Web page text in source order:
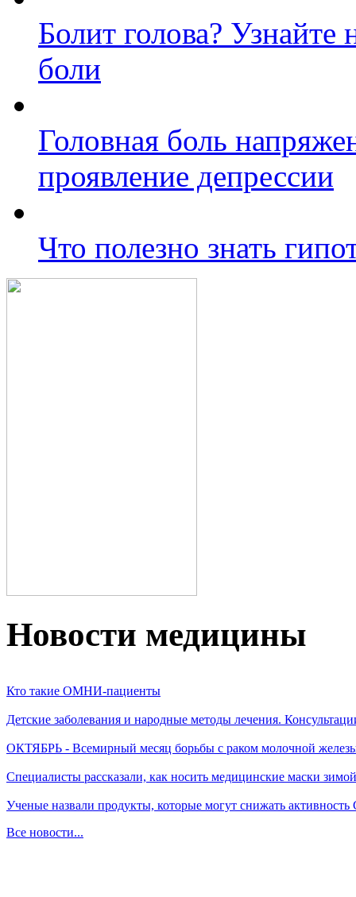
Болит голова?
боли
Головная боль
проявление депрессии
Что полезно знать
Новости медицины
Кто такие ОМНИ-пациенты
Детские заболевания и народные методы лечения.
ОКТЯБРЬ - Всемирный месяц борьбы с раком молочной
Специалисты рассказали, как носить медицинские маски зимой
Ученые назвали продукты, которые могут снижать
Все новости...